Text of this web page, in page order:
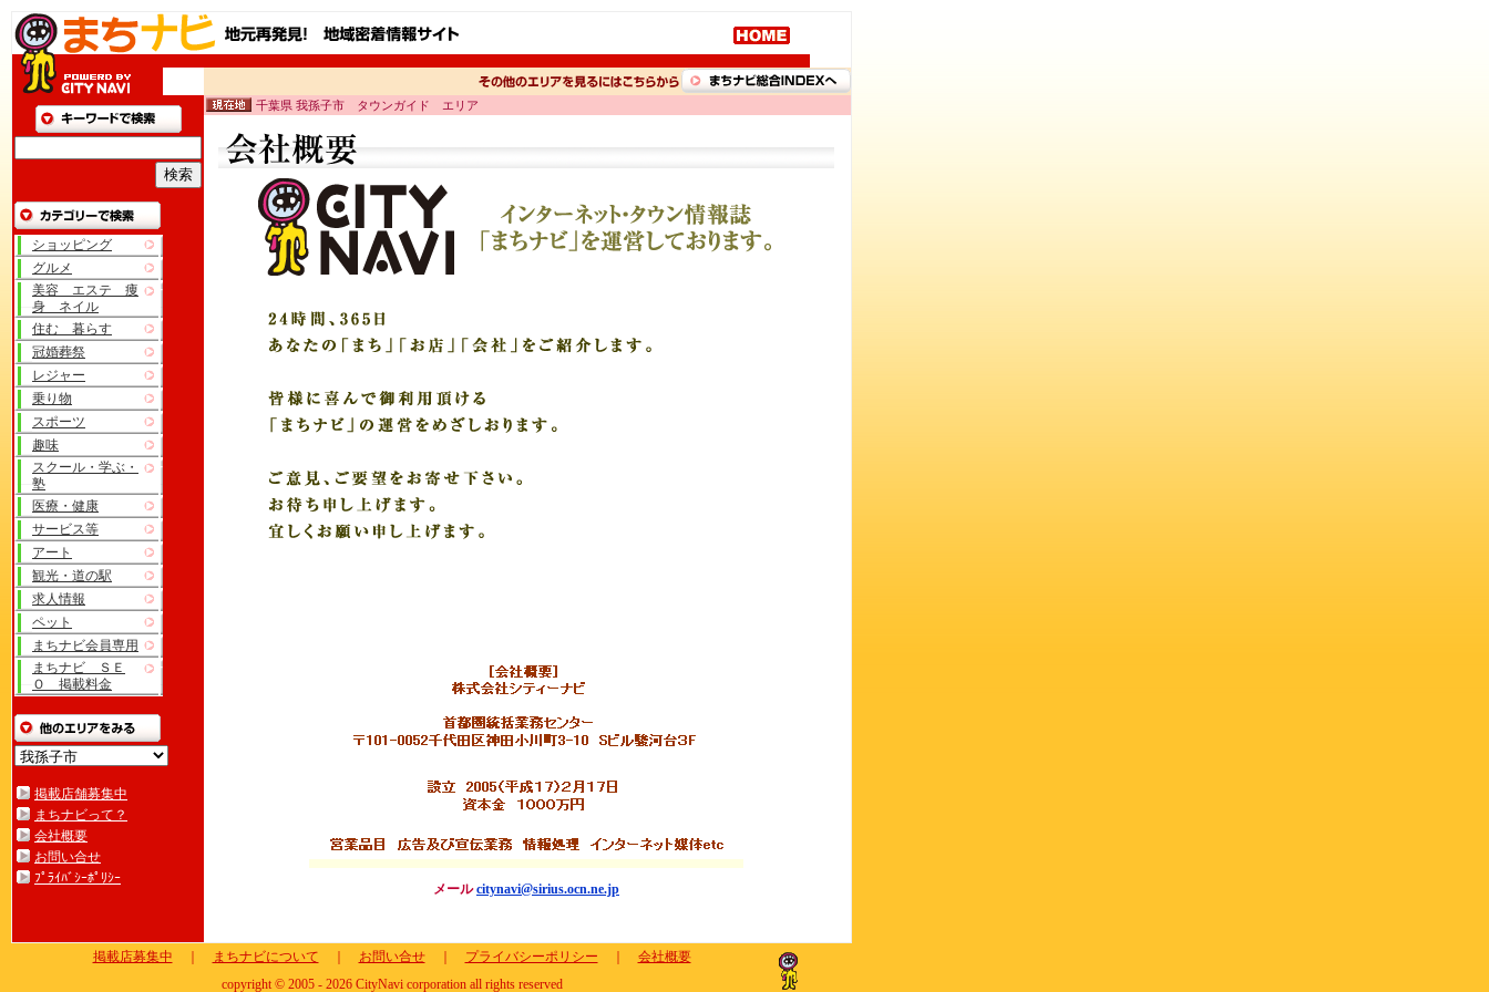
ショッピング
グルメ
美容 エステ 痩
身 ネイル
住む 暮らす
冠婚葬祭
レジャー
乗り物
スポーツ
趣味
スクール・学ぶ・
塾
医療・健康
サービス等
アート
観光・道の駅
求人情報
ペット
まちナビ会員専用
まちナビ ＳＥ
Ｏ 掲載料金
掲載店舗募集中
まちナビって？
会社概要
お問い合せ
ﾌﾟﾗｲﾊﾞｼｰﾎﾟﾘｼｰ
千葉県 我孫子市 タウンガイド エリア
メールcitynavi@sirius.ocn.ne.jp
掲載店募集中 まちナビについて お問い合せ｜ プライバシーポリシー
会社概要
copyright © 2005 - 2026 CityNavi corporation all rights reserved